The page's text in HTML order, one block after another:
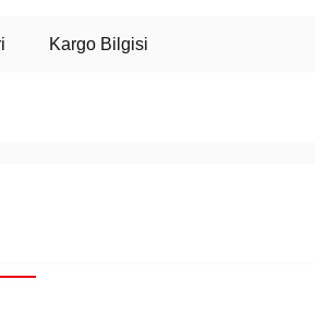
Kargo Bilgisi